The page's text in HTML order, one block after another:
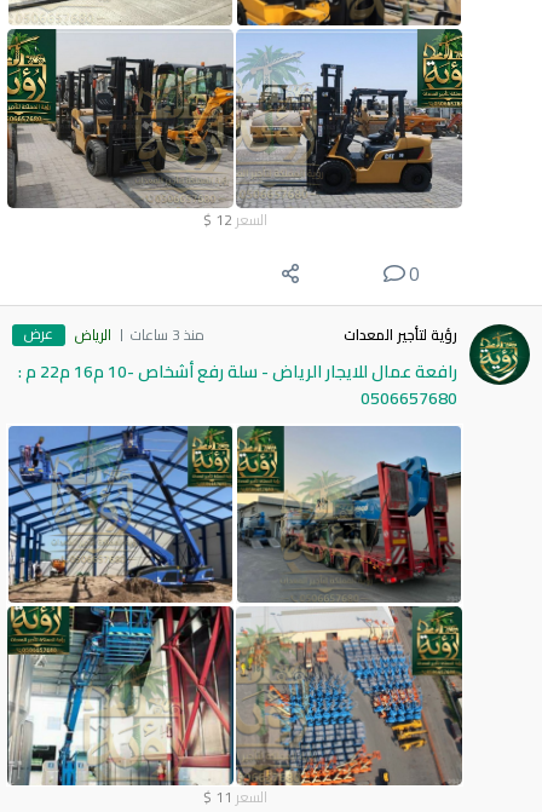
السعر 12
$
0
رؤية لتأجير المعدات منذ 3 ساعات الرياض عرض
رافعة عمال للايجار الرياض - سلة رفع أشخاص -10 م16 م22 م :
0506657680
السعر 11
$